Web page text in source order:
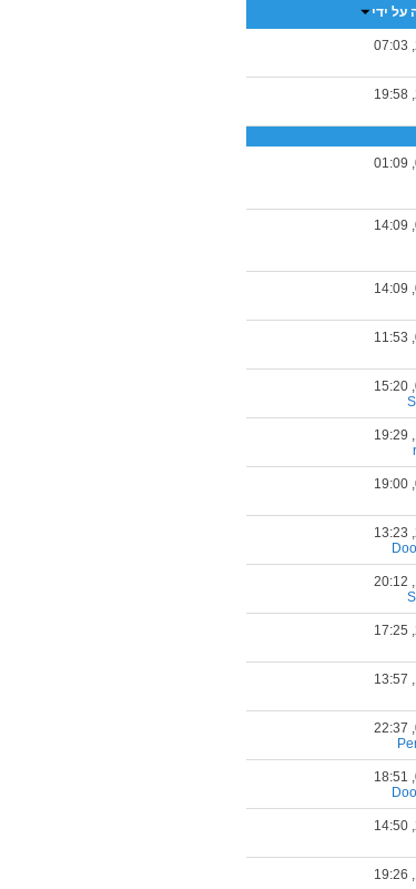
על ידי
07:03
19:58
01:09
14:09
14:09
11:53
15:20
19:29
19:00
13:23
20:12
17:25
13:57
22:37
18:51
14:50
19:26